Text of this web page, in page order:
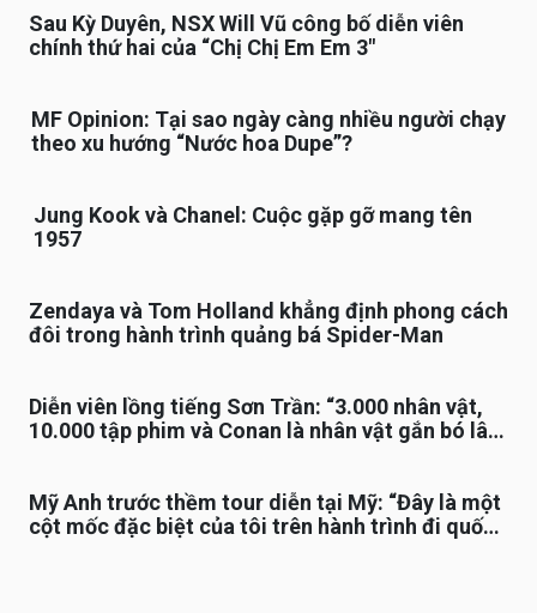
Sau Kỳ Duyên, NSX Will Vũ công bố diễn viên
chính thứ hai của “Chị Chị Em Em 3″
MF Opinion: Tại sao ngày càng nhiều người chạy
theo xu hướng “Nước hoa Dupe”?
Jung Kook và Chanel: Cuộc gặp gỡ mang tên
1957
Zendaya và Tom Holland khẳng định phong cách
đôi trong hành trình quảng bá Spider-Man
Diễn viên lồng tiếng Sơn Trần: “3.000 nhân vật,
10.000 tập phim và Conan là nhân vật gắn bó lâu
Mỹ Anh trước thềm tour diễn tại Mỹ: “Đây là một
cột mốc đặc biệt của tôi trên hành trình đi quốc